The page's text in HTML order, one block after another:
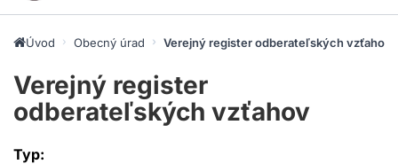
Úvod Obecný úrad Verejný register odberateľských vzťahov
Verejný register
odberateľských vzťahov
Typ: